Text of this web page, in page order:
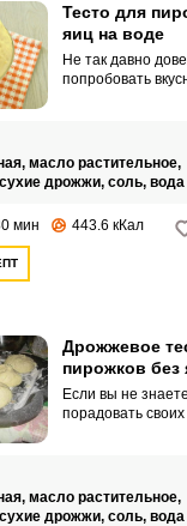
Тесто для
яиц на воде
Не так давно
попробовать
масло растительное,
сухие дрожжи, соль, вода
мин 443.6 кКал
Дрожжевое
пирожков без
Если вы не
порадовать своих
рецептом
пирожков без
масло растительное,
сухие дрожжи, соль, вода